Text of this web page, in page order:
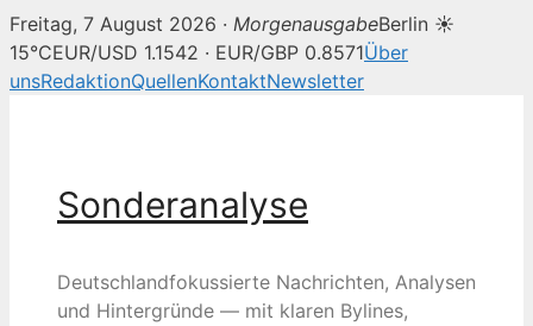
Freitag, 7 August 2026 · MorgenausgabeBerlin ☀
15°CEUR/USD 1.1542 · EUR/GBP 0.8571Über
unsRedaktionQuellenKontaktNewsletter
Sonderanalyse
Deutschlandfokussierte Nachrichten, Analysen
und Hintergründe — mit klaren Bylines,